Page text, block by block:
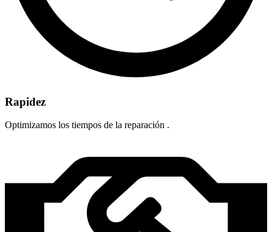
Rapidez
Optimizamos los tiempos de la reparación .